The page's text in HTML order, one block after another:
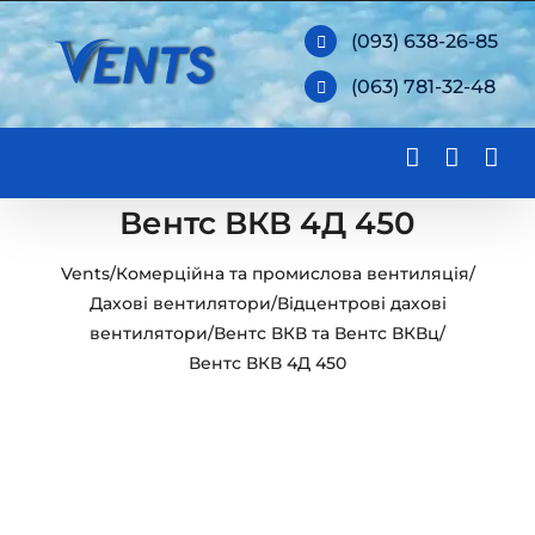
Skip
to
content
(093) 638-26-85
(063) 781-32-48
Вентс ВКВ 4Д 450
Vents/Комерційна та промислова вентиляція/
Дахові вентилятори/Відцентрові дахові
вентилятори/Вентс ВКВ та Вентс ВКВц/
Вентс ВКВ 4Д 450